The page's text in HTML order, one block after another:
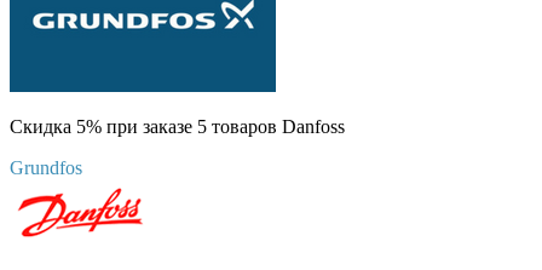
Скидка 5% при заказе 5 товаров Danfoss
Grundfos